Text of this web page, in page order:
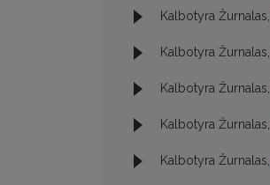
Kalbotyra Žurnalas,
Kalbotyra Žurnalas,
Kalbotyra Žurnalas,
Kalbotyra Žurnalas,
Kalbotyra Žurnalas,